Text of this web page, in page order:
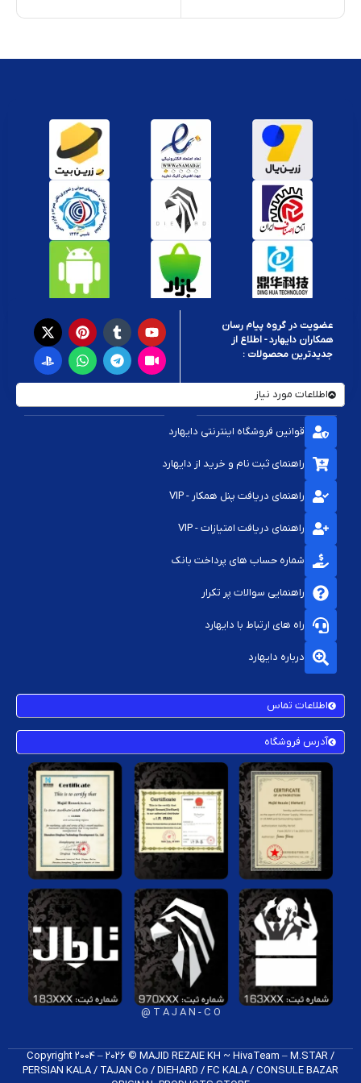
عضویت در گروه پیام رسان
همکاران دایهارد - اطلاع از
جدیدترین محصولات :
اطلاعات مورد نیاز
قوانین فروشگاه اینترنتی دایهارد
راهنمای ثبت نام و خرید از دایهارد
راهنمای دریافت پنل همکار - VIP
راهنمای دریافت امتیازات - VIP
شماره حساب های پرداخت بانک
راهنمایی سوالات پر تکرار
راه های ارتباط با دایهارد
درباره دایهارد
اطلاعات تماس
آدرس فروشگاه
T A J A N - C O @
Copyright 2004 – 2026 © MAJID REZAIE KH ~ HivaTeam – M.STAR /
PERSIAN KALA / TAJAN Co / DIEHARD / FC K​ALA / CONSULE BAZAR